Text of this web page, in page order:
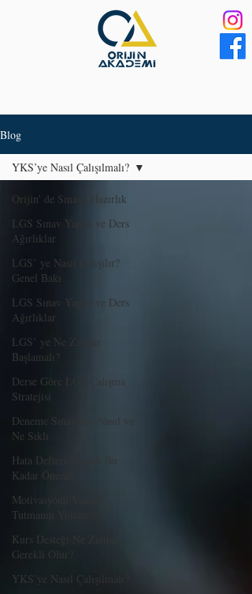
Blog
Orijin' de Sınava Hazırlık
LGS Sınav Yapısı ve Ders
Ağırlıklar
LGS’ ye Nasıl Çalışılır?
Genel Bakı
LGS Sınav Yapısı ve Ders
Ağırlıklar
LGS’ ye Ne Zaman
Başlamalı?
Derse Göre LGS Çalışma
Stratejisi
Deneme Sınavları: Nasıl ve
Ne Sıklı
Hata Defteri: Neden Bu
Kadar Önemli
Motivasyonu Yüksek
Tutmanın Yolları
Kurs Desteği Ne Zaman
Gerekli Olur?
YKS’ye Nasıl Çalışılmalı?
YKS’ye Nasıl Çalışılmalı?